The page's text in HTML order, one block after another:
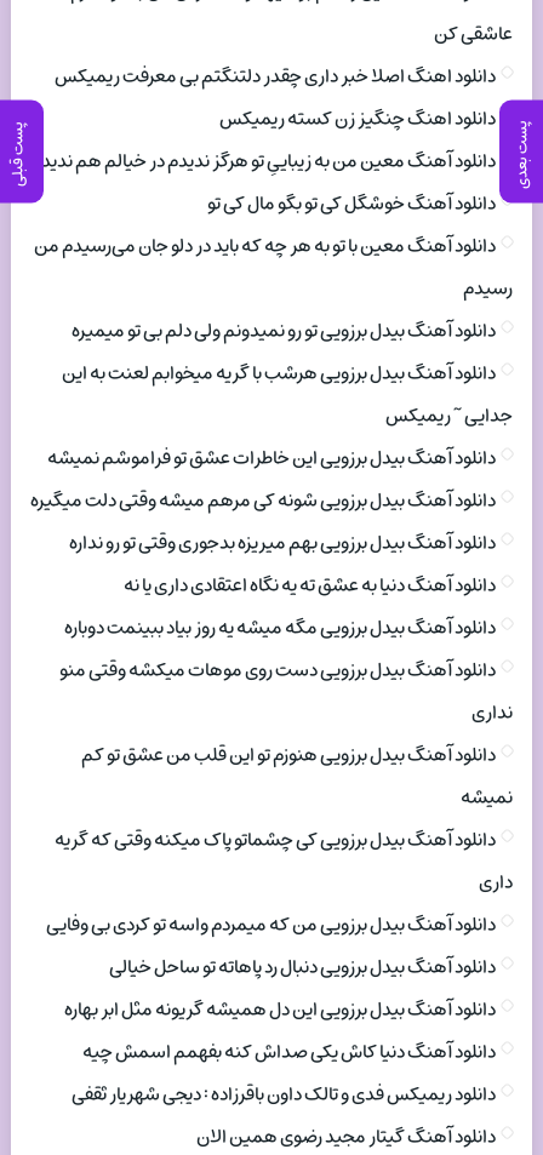
پست بعدی پست قبلی
عاشقی کن
دانلود اهنگ اصلا خبر داری چقدر دلتنگتم بی معرفت ریمیکس
دانلود اهنگ چنگیز زن کسته ریمیکس
دانلود آهنگ معین من به زیباییِ تو هرگز ندیدم در خیالم هم ندیدم
دانلود آهنگ خوشگل کی تو بگو مال کی تو
دانلود آهنگ معین با تو به هر چه که باید در دلو جان می‌رسیدم من
رسیدم
دانلود آهنگ بیدل برزویی تو رو نمیدونم ولی دلم بی تو میمیره
دانلود آهنگ بیدل برزویی هرشب با گریه میخوابم لعنت به این
جدایی ~ ریمیکس
دانلود آهنگ بیدل برزویی این خاطرات عشق تو فراموشم نمیشه
دانلود آهنگ بیدل برزویی شونه کی مرهم میشه وقتی دلت میگیره
دانلود آهنگ بیدل برزویی بهم میریزه بدجوری وقتی تو رو نداره
دانلود آهنگ دنیا به عشق ته یه نگاه اعتقادی داری یا نه
دانلود آهنگ بیدل برزویی مگه میشه یه روز بیاد ببینمت دوباره
دانلود آهنگ بیدل برزویی دست روی موهات میکشه وقتی منو
نداری
دانلود آهنگ بیدل برزویی هنوزم تو این قلب من عشق تو کم
نمیشه
دانلود آهنگ بیدل برزویی کی چشماتو پاک میکنه وقتی که گریه
داری
دانلود آهنگ بیدل برزویی من که میمردم واسه تو کردی بی وفایی
دانلود آهنگ بیدل برزویی دنبال رد پاهاته تو ساحل خیالی
دانلود آهنگ بیدل برزویی این دل همیشه گریونه مثل ابر بهاره
دانلود آهنگ دنیا کاش یکی صداش کنه بفهمم اسمش چیه
دانلود ریمیکس فدی و تالک داون باقرزاده : دیجی شهریار ثقفی
دانلود آهنگ گیتار مجید رضوی همین الان